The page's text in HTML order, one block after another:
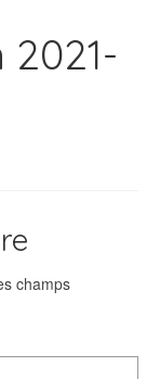
2021-
champs